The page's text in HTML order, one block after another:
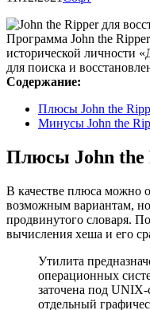
Программа John the
исторической личности
для поиска и
Содержание:
Плюсы John the
Минусы John the
Плюсы John the
В качестве плюса можно
возможным вариантам,
продвинутого словаря.
вычисления хеша и его
Утилита
операционных
заточена под
отдельный